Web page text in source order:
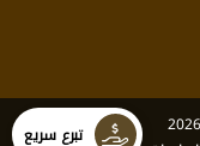
تبرع سريع